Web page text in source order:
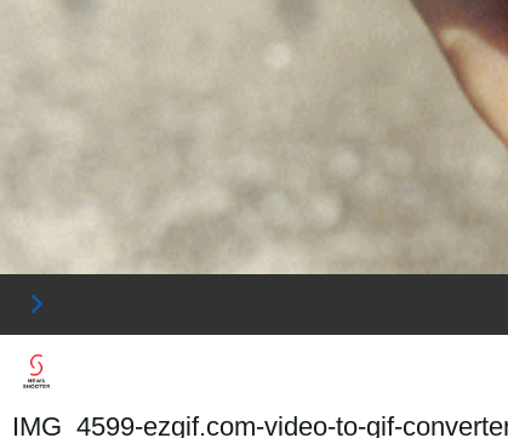
IMG_4599-ezgif.com-video-to-gif-